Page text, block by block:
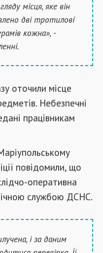
місця, яке він
дві тротилові
кожна», -
оточили місце
Небезпечні
працівникам
повідомили, що
оперативна
службою ДСНС.
і за даним